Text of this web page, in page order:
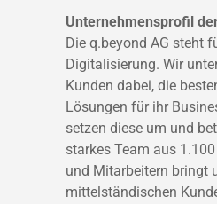
Unternehmensprofil
Die q.beyond AG steht
Digitalisierung. Wir
Kunden dabei, die
Lösungen für ihr
setzen diese um und
starkes Team aus
und Mitarbeitern bringt
mittelständischen